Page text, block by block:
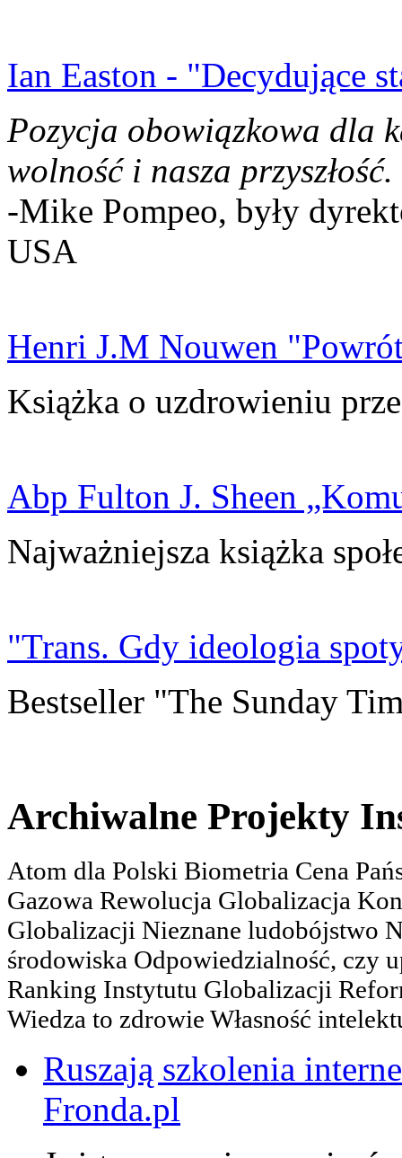
Ian Easton - "Decydujące
Pozycja obowiązkowa dla
wolność i nasza przyszłość.
-Mike Pompeo, były
USA
Henri J.M Nouwen
Książka o uzdrowieniu
Abp Fulton J. Sheen
Najważniejsza książka
"Trans. Gdy ideologia
Bestseller "The Sunday
Archiwalne Projekty
Atom dla Polski Biometria Cena
Gazowa Rewolucja Globalizacja
Globalizacji Nieznane ludobójstwo
środowiska Odpowiedzialność, czy
Ranking Instytutu Globalizacji
Wiedza to zdrowie Własność
Ruszają szkolenia
Fronda.pl